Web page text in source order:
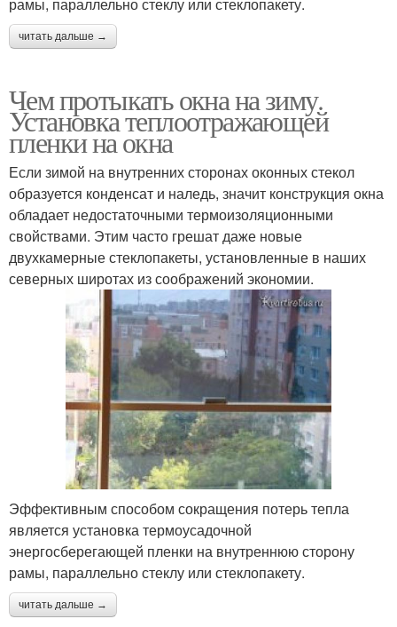
читать дальше →
Чем протыкать окна на зиму.
Установка теплоотражающей
пленки на окна
Если зимой на внутренних сторонах оконных стекол
образуется конденсат и наледь, значит конструкция окна
обладает недостаточными термоизоляционными
свойствами. Этим часто грешат даже новые
двухкамерные стеклопакеты, установленные в наших
северных широтах из соображений экономии.
Эффективным способом сокращения потерь тепла
является установка термоусадочной
энергосберегающей пленки на внутреннюю сторону
рамы, параллельно стеклу или стеклопакету.
читать дальше →